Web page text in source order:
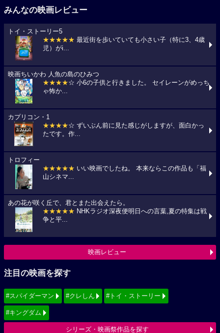
みんなの映画レビュー
トイ・ストーリー5
★★★★★ 最近街を歩いていても小さい子（特に3、4歳
児）がi...
映画ちいかわ 人魚の島のひみつ
★★★★☆ 小6の子供と行きました。 セイレーンがめっち
ゃ怖か...
カプリコン・1
★★★★☆ ずいぶん前に見た感じがしますが、面白かっ
たです。作...
トロフィー
★★★★★ いい映画でしたね。 本来ならこの作品も「福
山シネマ...
あの花が咲く丘で、君とまた出会えたら。
★★★★★ NHKラジオ深夜便明日への言葉,夏の特集は戦
争と平...
映画レビュー
注目の映画を探す
#スパイダーマン #クレしん #トイ・ストーリー
#キングダム
シリーズ・映画祭作品を探す